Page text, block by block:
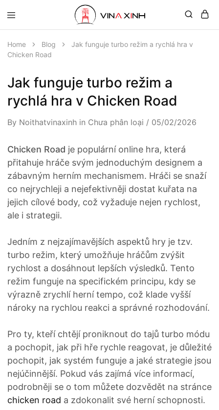
Home Blog
Jak funguje turbo režim a rychlá hra v
Chicken Road
Jak funguje turbo režim a
rychlá hra v Chicken Road
By Noithatvinaxinh in Chưa phân loại 05/02/2026
Chicken Road je populární online hra, která
přitahuje hráče svým jednoduchým designem a
zábavným herním mechanismem. Hráči se snaží
co nejrychleji a nejefektivněji dostat kuřata na
jejich cílové body, což vyžaduje nejen rychlost,
ale i strategii.
Jedním z nejzajímavějších aspektů hry je tzv.
turbo režim, který umožňuje hráčům zvýšit
rychlost a dosáhnout lepších výsledků. Tento
režim funguje na specifickém principu, kdy se
výrazně zrychlí herní tempo, což klade vyšší
nároky na rychlou reakci a správné rozhodování.
Pro ty, kteří chtějí proniknout do tajů turbo módu
a pochopit, jak při hře rychle reagovat, je důležité
pochopit, jak systém funguje a jaké strategie jsou
nejúčinnější. Pokud vás zajímá více informací,
podrobněji se o tom můžete dozvědět na stránce
chicken road a zdokonalit své herní schopnosti.